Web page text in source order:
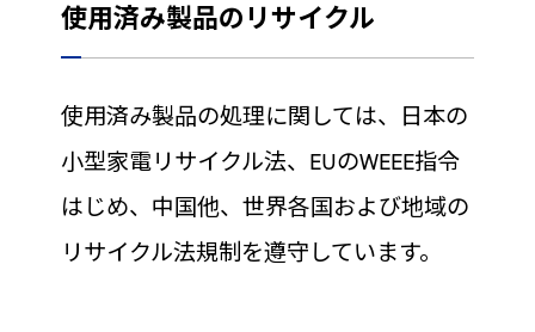
使用済み製品のリサイクル
使用済み製品の処理に関しては、日本の
小型家電リサイクル法、EUのWEEE指令
はじめ、中国他、世界各国および地域の
リサイクル法規制を遵守しています。